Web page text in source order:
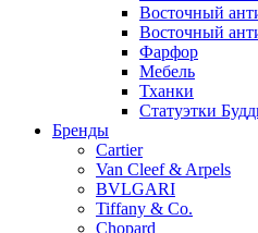
Восточный
Восточный
Фарфор
Мебель
Тханки
Статуэтки
Бренды
Cartier
Van Cleef & Arpels
BVLGARI
Tiffany & Co.
Chopard